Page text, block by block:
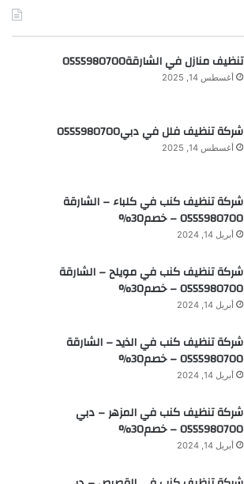
تنظيف منازل في الشارقة0555980700
أغسطس 14, 2025
شركة تنظيف فلل في دبي0555980700
أغسطس 14, 2025
شركة تنظيف كنب في كلباء – الشارقة
0555980700 – خصم30%
أبريل 14, 2024
شركة تنظيف كنب في مويلح – الشارقة
0555980700 – خصم30%
أبريل 14, 2024
شركة تنظيف كنب في الذيد – الشارقة
0555980700 – خصم30%
أبريل 14, 2024
شركة تنظيف كنب في المزهر – دبي
0555980700 – خصم30%
أبريل 14, 2024